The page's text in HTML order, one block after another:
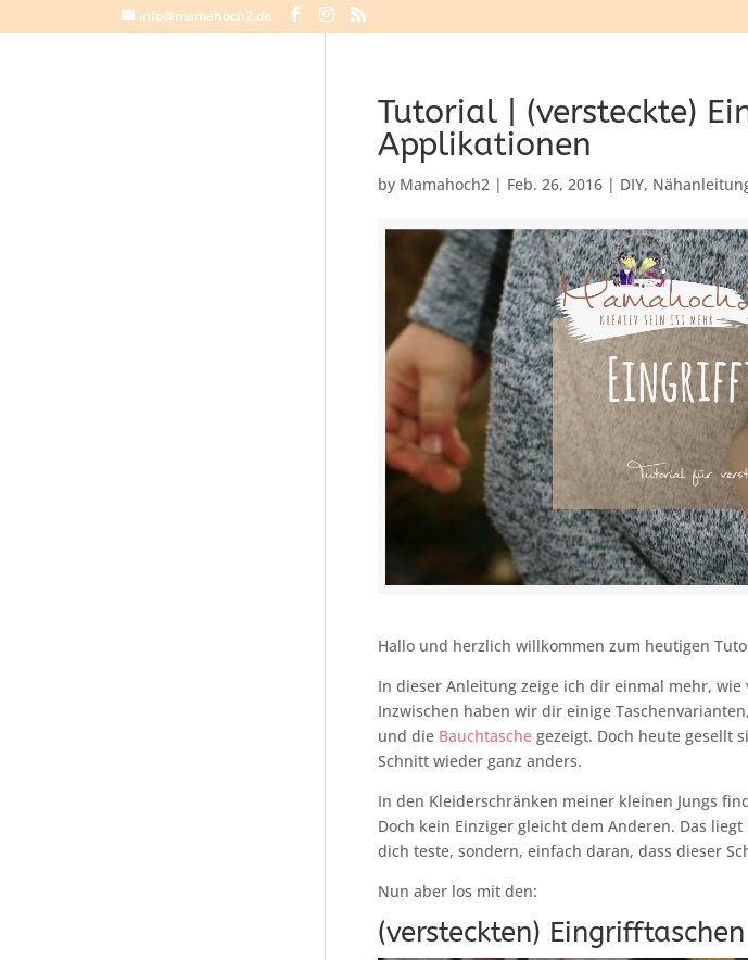
info@mamahoch2.de
Tutorial | (versteckte)
Applikationen
by Mamahoch2 | Feb. 26, 2016 | DIY,
Hallo und herzlich willkommen zum heutigen
In dieser Anleitung zeige ich dir einmal mehr,
Inzwischen haben wir dir einige
und die Bauchtasche gezeigt. Doch heute gesellt
Schnitt wieder ganz anders.
In den Kleiderschränken meiner kleinen Jungs
Doch kein Einziger gleicht dem Anderen. Das
dich teste, sondern, einfach daran, dass dieser
Nun aber los mit den:
(versteckten)